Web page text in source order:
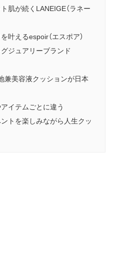
肌が続くLANEIGE（ラネー
叶えるespoir（エスポア）
ジュアリーブランド
兼美容液クッションが日本
イテムごとに違う
トを楽しみながら人生クッ